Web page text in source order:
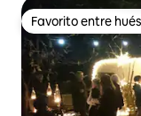
Favorito entre
Favorito entre